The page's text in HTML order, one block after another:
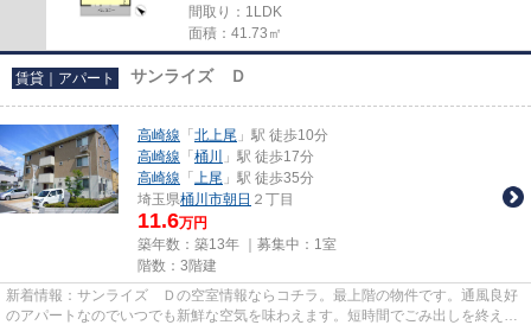
間取り：1LDK
面積：41.73㎡
賃貸｜アパート サンライズ Ｄ
高崎線 「 北上尾 」駅 徒歩10分
高崎線 「 桶川
」駅 徒歩17分
高崎線 「 上尾 」駅 徒歩35分
埼玉県桶川市朝日 ２丁目
11.6万円
築年数：築13年 ｜募集中： 1室
階数：3階建
新着情報：サンライズ Ｄの空室情報ならコチラ。最上階の物件です。通風良好
のアパートなのでいつでも新鮮な空気を味わえます。短時間でごみ出しを終えら